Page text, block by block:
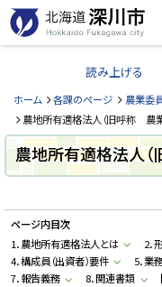
本
文
へ
ー
北
道
深
川
市
H
k
a
d
o
F
読み上げる
ホーム 各課のページ 農業委
農地所有適格法人（旧呼称 農
農地所有適格法人
ページ内目次
1．農地所有適格法人とは
2．
4．構成員（出資者）要件
5．業
7．報告義務
8．関連書類